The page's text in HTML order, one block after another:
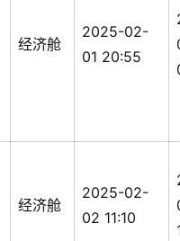
经济舱
2025-02-
01 20:55
经济舱
2025-02-
02 11:10